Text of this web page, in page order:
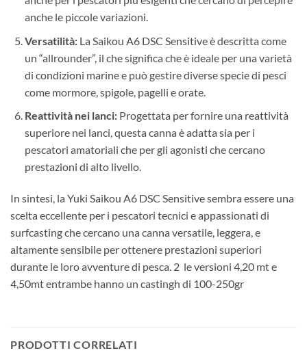
anche le piccole variazioni.
Versatilità:La Saikou A6 DSC Sensitive è descritta come
un “allrounder”, il che significa che è ideale per una varietà
di condizioni marine e può gestire diverse specie di pesci
come mormore, spigole, pagelli e orate.
Reattività nei lanci:Progettata per fornire una reattività
superiore nei lanci, questa canna è adatta sia per i
pescatori amatoriali che per gli agonisti che cercano
prestazioni di alto livello.
In sintesi, la Yuki Saikou A6 DSC Sensitive sembra essere una
scelta eccellente per i pescatori tecnici e appassionati di
surfcasting che cercano una canna versatile, leggera, e
altamente sensibile per ottenere prestazioni superiori
durante le loro avventure di pesca. 2 le versioni 4,20 mt e
4,50mt entrambe hanno un castingh di 100-250gr
PRODOTTI CORRELATI